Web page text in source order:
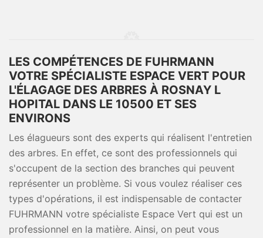
LES COMPÉTENCES DE FUHRMANN
VOTRE SPÉCIALISTE ESPACE VERT POUR
L'ÉLAGAGE DES ARBRES À ROSNAY L
HOPITAL DANS LE 10500 ET SES
ENVIRONS
Les élagueurs sont des experts qui réalisent l'entretien
des arbres. En effet, ce sont des professionnels qui
s'occupent de la section des branches qui peuvent
représenter un problème. Si vous voulez réaliser ces
types d'opérations, il est indispensable de contacter
FUHRMANN votre spécialiste Espace Vert qui est un
professionnel en la matière. Ainsi, on peut vous